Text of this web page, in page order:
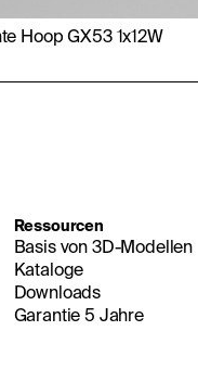
Hoop GX53 1x12W
Ressourcen
Basis von 3D-Modellen
Kataloge
Downloads
Garantie 5 Jahre